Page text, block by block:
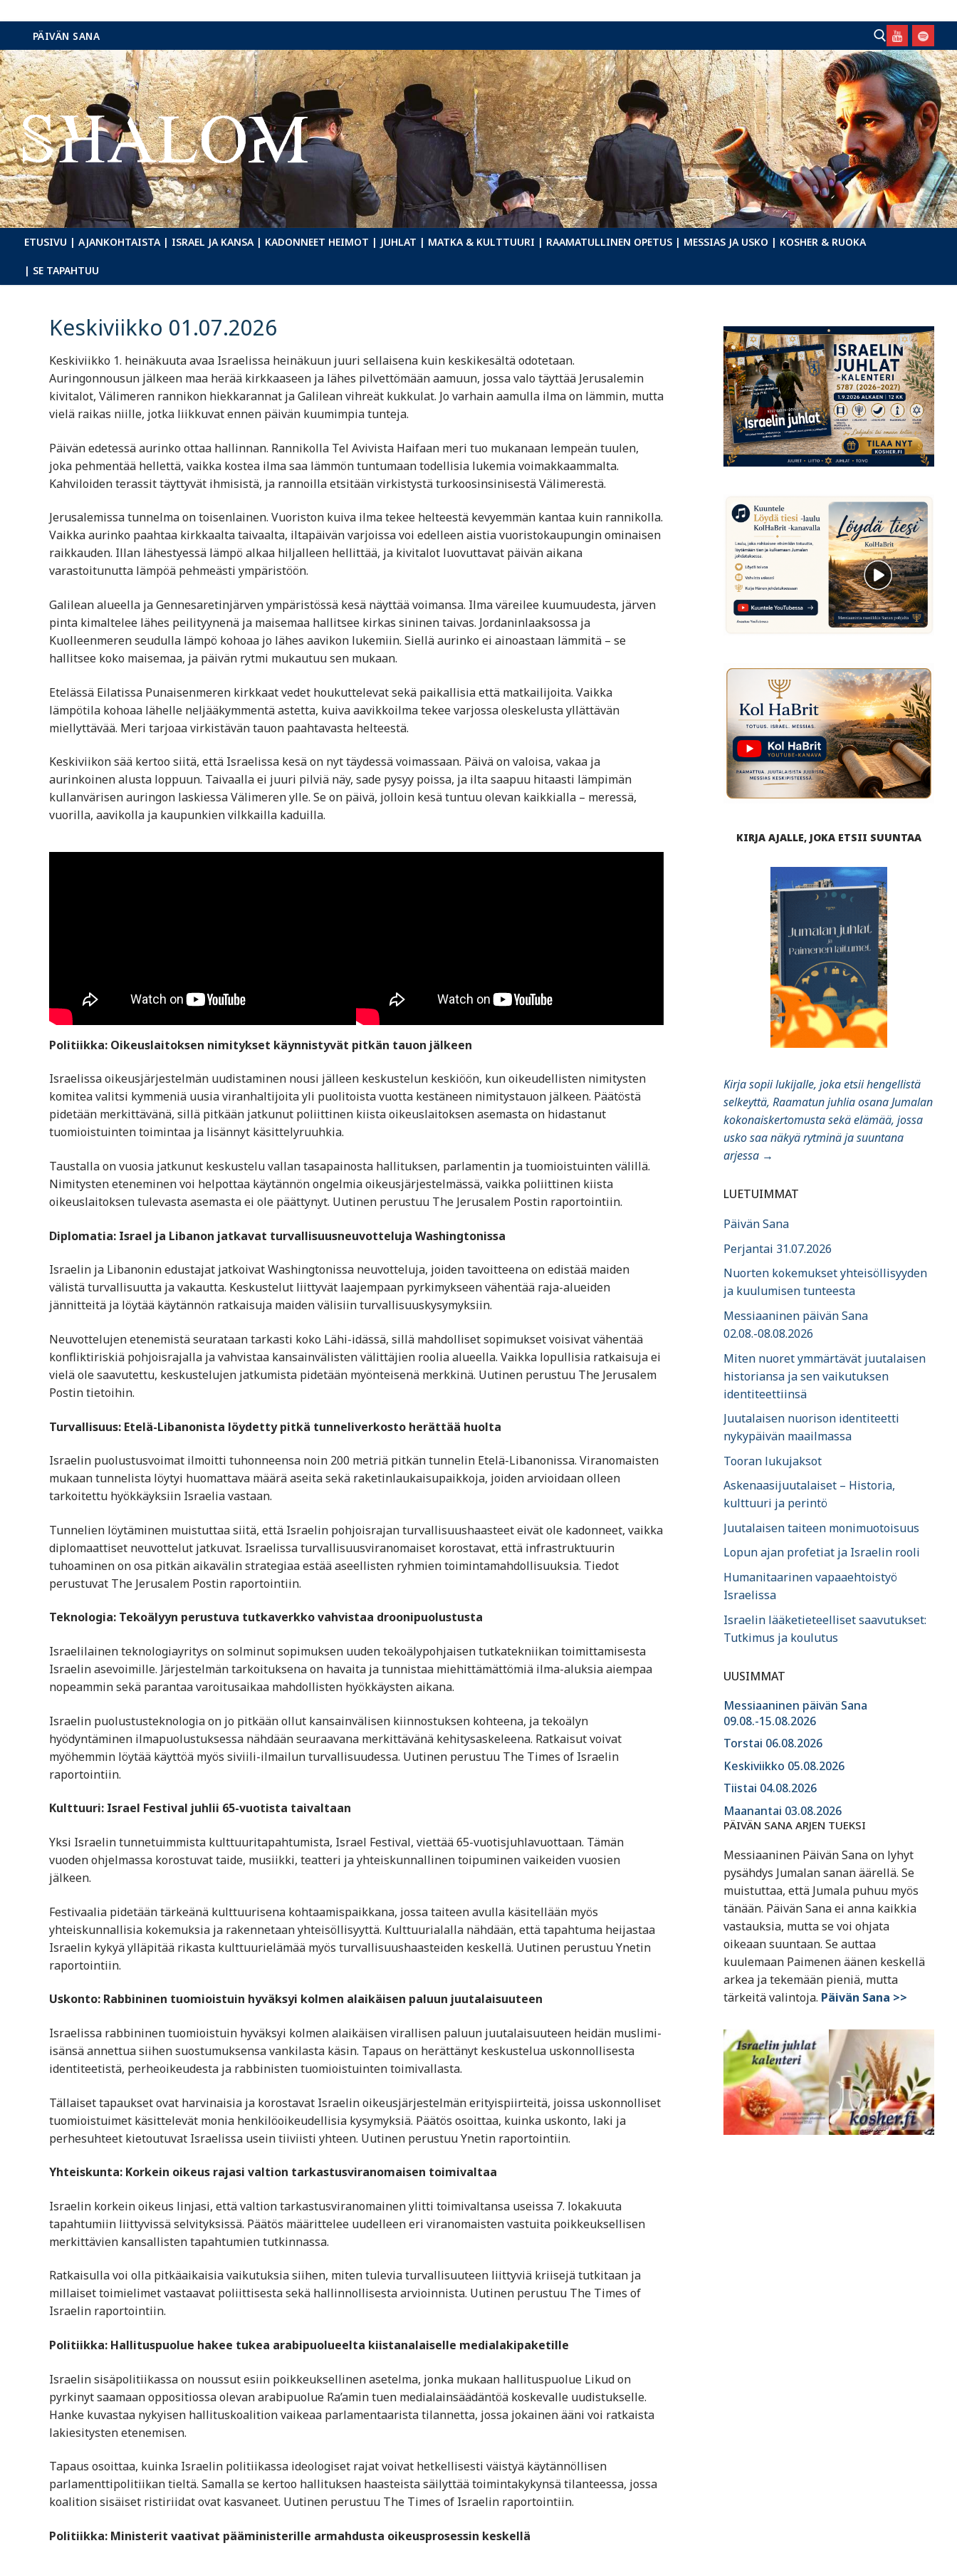
Hyppää
sisältöön
PÄIVÄN SANA
Hae:
ETUSIVU | AJANKOHTAISTA | ISRAEL JA KANSA | KADONNEET HEIMOT | JUHLAT | MATKA & KULTTUURI | RAAMATULLINEN OPETUS | MESSIAS JA USKO | KOSHER & RUOKA
| SE TAPAHTUU
Keskiviikko 01.07.2026
Keskiviikko 1. heinäkuuta avaa Israelissa heinäkuun juuri sellaisena kuin keskikesältä odotetaan.
Auringonnousun jälkeen maa herää kirkkaaseen ja lähes pilvettömään aamuun, jossa valo täyttää Jerusalemin
kivitalot, Välimeren rannikon hiekkarannat ja Galilean vihreät kukkulat. Jo varhain aamulla ilma on lämmin, mutta
vielä raikas niille, jotka liikkuvat ennen päivän kuumimpia tunteja.
Päivän edetessä aurinko ottaa hallinnan. Rannikolla Tel Avivista Haifaan meri tuo mukanaan lempeän tuulen,
joka pehmentää hellettä, vaikka kostea ilma saa lämmön tuntumaan todellisia lukemia voimakkaammalta.
Kahviloiden terassit täyttyvät ihmisistä, ja rannoilla etsitään virkistystä turkoosinsinisestä Välimerestä.
Jerusalemissa tunnelma on toisenlainen. Vuoriston kuiva ilma tekee helteestä kevyemmän kantaa kuin rannikolla.
Vaikka aurinko paahtaa kirkkaalta taivaalta, iltapäivän varjoissa voi edelleen aistia vuoristokaupungin ominaisen
raikkauden. Illan lähestyessä lämpö alkaa hiljalleen hellittää, ja kivitalot luovuttavat päivän aikana
varastoitunutta lämpöä pehmeästi ympäristöön.
Galilean alueella ja Gennesaretinjärven ympäristössä kesä näyttää voimansa. Ilma väreilee kuumuudesta, järven
pinta kimaltelee lähes peilityynenä ja maisemaa hallitsee kirkas sininen taivas. Jordaninlaaksossa ja
Kuolleenmeren seudulla lämpö kohoaa jo lähes aavikon lukemiin. Siellä aurinko ei ainoastaan lämmitä – se
hallitsee koko maisemaa, ja päivän rytmi mukautuu sen mukaan.
Etelässä Eilatissa Punaisenmeren kirkkaat vedet houkuttelevat sekä paikallisia että matkailijoita. Vaikka
lämpötila kohoaa lähelle neljääkymmentä astetta, kuiva aavikkoilma tekee varjossa oleskelusta yllättävän
miellyttävää. Meri tarjoaa virkistävän tauon paahtavasta helteestä.
Keskiviikon sää kertoo siitä, että Israelissa kesä on nyt täydessä voimassaan. Päivä on valoisa, vakaa ja
aurinkoinen alusta loppuun. Taivaalla ei juuri pilviä näy, sade pysyy poissa, ja ilta saapuu hitaasti lämpimän
kullanvärisen auringon laskiessa Välimeren ylle. Se on päivä, jolloin kesä tuntuu olevan kaikkialla – meressä,
vuorilla, aavikolla ja kaupunkien vilkkailla kaduilla.
Politiikka: Oikeuslaitoksen nimitykset käynnistyvät pitkän tauon jälkeen
Israelissa oikeusjärjestelmän uudistaminen nousi jälleen keskustelun keskiöön, kun oikeudellisten nimitysten
komitea valitsi kymmeniä uusia viranhaltijoita yli puolitoista vuotta kestäneen nimitystauon jälkeen. Päätöstä
pidetään merkittävänä, sillä pitkään jatkunut poliittinen kiista oikeuslaitoksen asemasta on hidastanut
tuomioistuinten toimintaa ja lisännyt käsittelyruuhkia.
Taustalla on vuosia jatkunut keskustelu vallan tasapainosta hallituksen, parlamentin ja tuomioistuinten välillä.
Nimitysten eteneminen voi helpottaa käytännön ongelmia oikeusjärjestelmässä, vaikka poliittinen kiista
oikeuslaitoksen tulevasta asemasta ei ole päättynyt. Uutinen perustuu The Jerusalem Postin raportointiin.
Diplomatia: Israel ja Libanon jatkavat turvallisuusneuvotteluja Washingtonissa
Israelin ja Libanonin edustajat jatkoivat Washingtonissa neuvotteluja, joiden tavoitteena on edistää maiden
välistä turvallisuutta ja vakautta. Keskustelut liittyvät laajempaan pyrkimykseen vähentää raja-alueiden
jännitteitä ja löytää käytännön ratkaisuja maiden välisiin turvallisuuskysymyksiin.
Neuvottelujen etenemistä seurataan tarkasti koko Lähi-idässä, sillä mahdolliset sopimukset voisivat vähentää
konfliktiriskiä pohjoisrajalla ja vahvistaa kansainvälisten välittäjien roolia alueella. Vaikka lopullisia ratkaisuja ei
vielä ole saavutettu, keskustelujen jatkumista pidetään myönteisenä merkkinä. Uutinen perustuu The Jerusalem
Postin tietoihin.
Turvallisuus: Etelä-Libanonista löydetty pitkä tunneliverkosto herättää huolta
Israelin puolustusvoimat ilmoitti tuhonneensa noin 200 metriä pitkän tunnelin Etelä-Libanonissa. Viranomaisten
mukaan tunnelista löytyi huomattava määrä aseita sekä raketinlaukaisupaikkoja, joiden arvioidaan olleen
tarkoitettu hyökkäyksiin Israelia vastaan.
Tunnelien löytäminen muistuttaa siitä, että Israelin pohjoisrajan turvallisuushaasteet eivät ole kadonneet, vaikka
diplomaattiset neuvottelut jatkuvat. Israelissa turvallisuusviranomaiset korostavat, että infrastruktuurin
tuhoaminen on osa pitkän aikavälin strategiaa estää aseellisten ryhmien toimintamahdollisuuksia. Tiedot
perustuvat The Jerusalem Postin raportointiin.
Teknologia: Tekoälyyn perustuva tutkaverkko vahvistaa droonipuolustusta
Israelilainen teknologiayritys on solminut sopimuksen uuden tekoälypohjaisen tutkatekniikan toimittamisesta
Israelin asevoimille. Järjestelmän tarkoituksena on havaita ja tunnistaa miehittämättömiä ilma-aluksia aiempaa
nopeammin sekä parantaa varoitusaikaa mahdollisten hyökkäysten aikana.
Israelin puolustusteknologia on jo pitkään ollut kansainvälisen kiinnostuksen kohteena, ja tekoälyn
hyödyntäminen ilmapuolustuksessa nähdään seuraavana merkittävänä kehitysaskeleena. Ratkaisut voivat
myöhemmin löytää käyttöä myös siviili-ilmailun turvallisuudessa. Uutinen perustuu The Times of Israelin
raportointiin.
Kulttuuri: Israel Festival juhlii 65-vuotista taivaltaan
Yksi Israelin tunnetuimmista kulttuuritapahtumista, Israel Festival, viettää 65-vuotisjuhlavuottaan. Tämän
vuoden ohjelmassa korostuvat taide, musiikki, teatteri ja yhteiskunnallinen toipuminen vaikeiden vuosien
jälkeen.
Festivaalia pidetään tärkeänä kulttuurisena kohtaamispaikkana, jossa taiteen avulla käsitellään myös
yhteiskunnallisia kokemuksia ja rakennetaan yhteisöllisyyttä. Kulttuurialalla nähdään, että tapahtuma heijastaa
Israelin kykyä ylläpitää rikasta kulttuurielämää myös turvallisuushaasteiden keskellä. Uutinen perustuu Ynetin
raportointiin.
Uskonto: Rabbininen tuomioistuin hyväksyi kolmen alaikäisen paluun juutalaisuuteen
Israelissa rabbininen tuomioistuin hyväksyi kolmen alaikäisen virallisen paluun juutalaisuuteen heidän muslimi-
isänsä annettua siihen suostumuksensa vankilasta käsin. Tapaus on herättänyt keskustelua uskonnollisesta
identiteetistä, perheoikeudesta ja rabbinisten tuomioistuinten toimivallasta.
Tällaiset tapaukset ovat harvinaisia ja korostavat Israelin oikeusjärjestelmän erityispiirteitä, joissa uskonnolliset
tuomioistuimet käsittelevät monia henkilöoikeudellisia kysymyksiä. Päätös osoittaa, kuinka uskonto, laki ja
perhesuhteet kietoutuvat Israelissa usein tiiviisti yhteen. Uutinen perustuu Ynetin raportointiin.
Yhteiskunta: Korkein oikeus rajasi valtion tarkastusviranomaisen toimivaltaa
Israelin korkein oikeus linjasi, että valtion tarkastusviranomainen ylitti toimivaltansa useissa 7. lokakuuta
tapahtumiin liittyvissä selvityksissä. Päätös määrittelee uudelleen eri viranomaisten vastuita poikkeuksellisen
merkittävien kansallisten tapahtumien tutkinnassa.
Ratkaisulla voi olla pitkäaikaisia vaikutuksia siihen, miten tulevia turvallisuuteen liittyviä kriisejä tutkitaan ja
millaiset toimielimet vastaavat poliittisesta sekä hallinnollisesta arvioinnista. Uutinen perustuu The Times of
Israelin raportointiin.
Politiikka: Hallituspuolue hakee tukea arabipuolueelta kiistanalaiselle medialakipaketille
Israelin sisäpolitiikassa on noussut esiin poikkeuksellinen asetelma, jonka mukaan hallituspuolue Likud on
pyrkinyt saamaan oppositiossa olevan arabipuolue Ra’amin tuen medialainsäädäntöä koskevalle uudistukselle.
Hanke kuvastaa nykyisen hallituskoalition vaikeaa parlamentaarista tilannetta, jossa jokainen ääni voi ratkaista
lakiesitysten etenemisen.
Tapaus osoittaa, kuinka Israelin politiikassa ideologiset rajat voivat hetkellisesti väistyä käytännöllisen
parlamenttipolitiikan tieltä. Samalla se kertoo hallituksen haasteista säilyttää toimintakykynsä tilanteessa, jossa
koalition sisäiset ristiriidat ovat kasvaneet. Uutinen perustuu The Times of Israelin raportointiin.
Politiikka: Ministerit vaativat pääministerille armahdusta oikeusprosessin keskellä
KIRJA AJALLE, JOKA ETSII SUUNTAA
Kirja sopii lukijalle, joka etsii hengellistä
selkeyttä, Raamatun juhlia osana Jumalan
kokonaiskertomusta sekä elämää, jossa
usko saa näkyä rytminä ja suuntana
arjessa →
LUETUIMMAT
Päivän Sana
Perjantai 31.07.2026
Nuorten kokemukset yhteisöllisyyden
ja kuulumisen tunteesta
Messiaaninen päivän Sana
02.08.-08.08.2026
Miten nuoret ymmärtävät juutalaisen
historiansa ja sen vaikutuksen
identiteettiinsä
Juutalaisen nuorison identiteetti
nykypäivän maailmassa
Tooran lukujaksot
Askenaasijuutalaiset – Historia,
kulttuuri ja perintö
Juutalaisen taiteen monimuotoisuus
Lopun ajan profetiat ja Israelin rooli
Humanitaarinen vapaaehtoistyö
Israelissa
Israelin lääketieteelliset saavutukset:
Tutkimus ja koulutus
UUSIMMAT
Messiaaninen päivän Sana
09.08.-15.08.2026
Torstai 06.08.2026
Keskiviikko 05.08.2026
Tiistai 04.08.2026
Maanantai 03.08.2026
PÄIVÄN SANA ARJEN TUEKSI
Messiaaninen Päivän Sana on lyhyt
pysähdys Jumalan sanan äärellä. Se
muistuttaa, että Jumala puhuu myös
tänään. Päivän Sana ei anna kaikkia
vastauksia, mutta se voi ohjata
oikeaan suuntaan. Se auttaa
kuulemaan Paimenen äänen keskellä
arkea ja tekemään pieniä, mutta
tärkeitä valintoja. Päivän Sana >>